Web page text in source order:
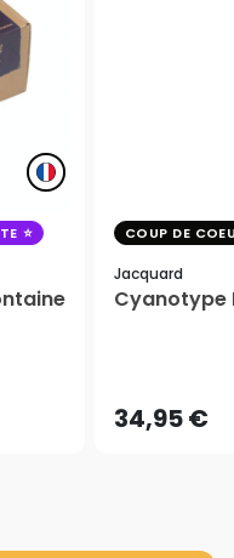
COUP DE
Jacquard
Cyanotype
34,95 €